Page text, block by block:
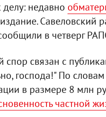
делу: недавно
Савеловский
в четверг
спор связан с
господа!" По
в размере 8 млн
частной